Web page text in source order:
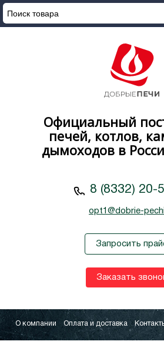
Официальный
печей, котлов,
дымоходов в
8 (8332) 20-
opt1@dobrie-
Запросить
Заказать
О компании Оплата и доставка